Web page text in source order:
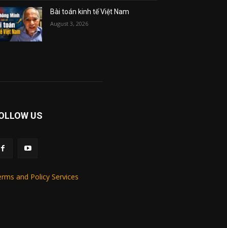
Bài toán kinh tế Việt Nam
August 3, 2026
US
and Policy Services